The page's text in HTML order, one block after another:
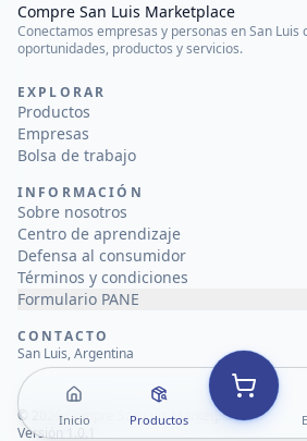
Inicio Productos
Compre San Luis Marketplace
Conectamos empresas y personas en San Luis
oportunidades, productos y servicios.
EXPLORAR
Productos
Empresas
Bolsa de trabajo
INFORMACIÓN
Sobre nosotros
Centro de aprendizaje
Defensa al consumidor
Términos y condiciones
Formulario PANE
CONTACTO
San Luis, Argentina
© 2026Compre San Luis Marketplace
Versión 1.0.1